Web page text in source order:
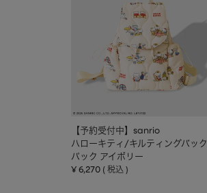
【予約受付中】sanrio
ハローキティ/キルティングバック
パック アイボリー
¥ 6,270 税込